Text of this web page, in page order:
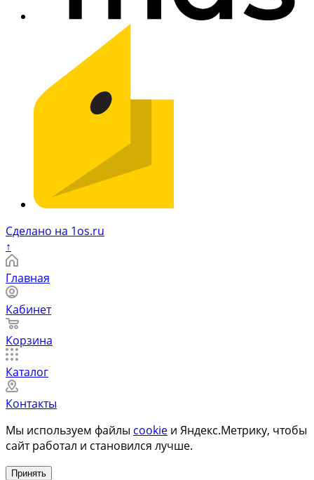
Сделано на 1os.ru
↑
Главная
Кабинет
Корзина
Каталог
Контакты
Мы используем файлы cookie и Яндекс.Метрику, чтобы
сайт работал и становился лучше.
Принять